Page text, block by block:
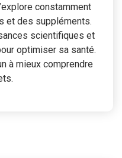
constamment
et des suppléments.
scientifiques et
optimiser sa santé.
à mieux comprendre